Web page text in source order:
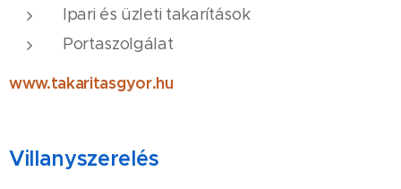
Ipari és üzleti takarítások
Portaszolgálat
www.takaritasgyor.hu
Villanyszerelés